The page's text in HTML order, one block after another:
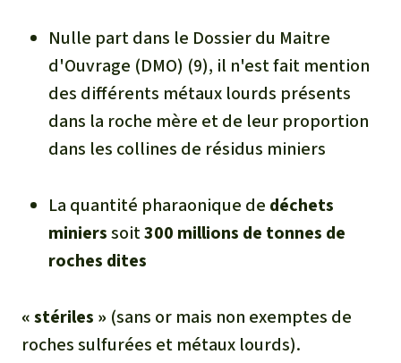
Nulle part dans le Dossier du Maitre
d'Ouvrage (DMO) (9), il n'est fait mention
des différents métaux lourds présents
dans la roche mère et de leur proportion
dans les collines de résidus miniers
La quantité pharaonique de déchets
minierssoit300 millions de tonnes de
roches dites
« stériles » (sans or mais non exemptes de
roches sulfurées et métaux lourds).